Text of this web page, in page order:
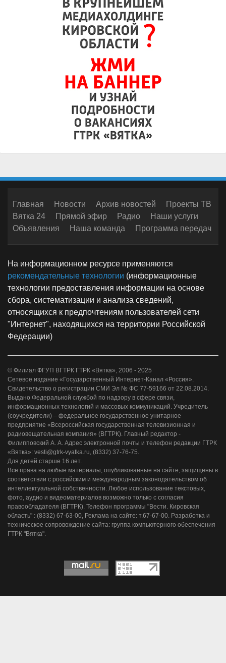
Главная Новости Архив новостей
Проекты ТВ
Вятка 24
Прямой эфир Радио
Наши услуги
Объявления
Наша команда Программа передач
На информационном ресурсе применяются
рекомендательные технологии (информационные
технологии предоставления информации на основе
сбора, систематизации и анализа сведений,
относящихся к предпочтениям пользователей сети
"Интернет", находящихся на территории Российской
Федерации)
© Филиал ФГУП ВГТРК ГТРК «Вятка», 2006 - 2025
Сетевое издание «Государственный Интернет-Канал «Россия».
Свидетельство о регистрации СМИ Эл № ФС 77-59166 от 22.08.2014.
Выдано Федеральной службой по надзору в сфере связи,
информационных технологий и массовых коммуникаций. Учредитель
(соучредители) – федеральное государственное унитарное
предприятие «Всероссийская государственная телевизионная и
радиовещательная компания» (ВГТРК). Главный редактор -
Филипповский А. А. Адрес электронной почты и телефон редакции ГТРК
«Вятка»: vesti@gtrk-vyatka.ru, (8332) 37-76-75.
Для детей старше 16 лет.
Все права на любые материалы, опубликованные на сайте, защищены в
соответствии с российским и международным законодательством об
интеллектуальной собственности. Любое использование текстовых,
фото, аудио и видеоматериалов возможно только с согласия
правообладателя (ВГТРК). Телефон программы "Вести. Кировская
область" : (8332) 67-63-00, Реклама на сайте: т.67-67-00. Разработка и
техническое сопровождение сайта: группа компьютерного обеспечения
ГТРК "Вятка".